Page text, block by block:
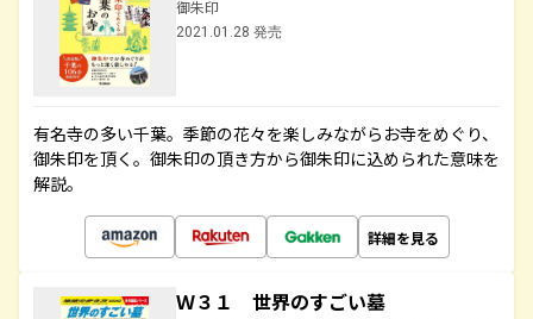
御朱印
2021.01.28 発売
有名寺の多い千葉。季節の花々を楽しみながらお寺をめぐり、
御朱印を頂く。御朱印の頂き方から御朱印に込められた意味を
解説。
詳細を見る
Ｗ３１ 世界のすごい墓